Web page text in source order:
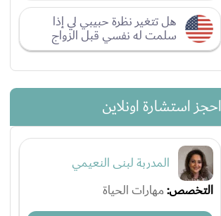
هل تتغير نظرة حبيبي لي إذا
سلمت له نفسي قبل الزواج
احجز استشارة اونلاين
المدربة لبنى النعيمي
التخصص:مهارات الحياة